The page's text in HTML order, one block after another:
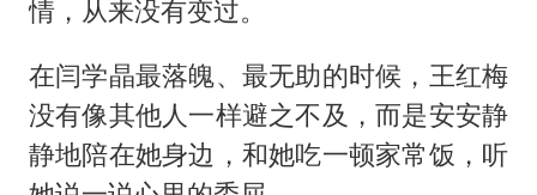
情，从来没有变过。
在闫学晶最落魄、最无助的时候，王红梅
没有像其他人一样避之不及，而是安安静
静地陪在她身边，和她吃一顿家常饭，听